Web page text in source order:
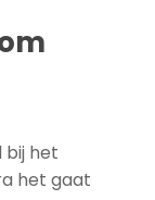
bij het
het gaat